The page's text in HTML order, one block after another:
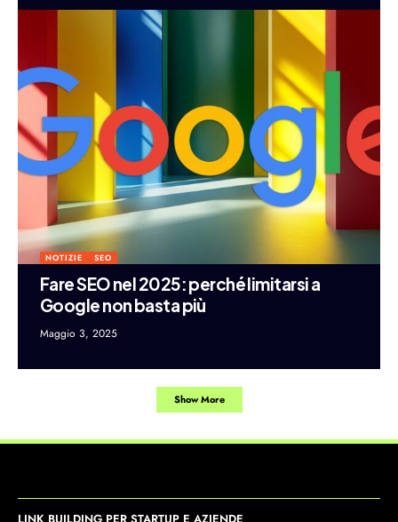
NOTIZIE SEO
Fare SEO nel 2025: perché limitarsi a
Google non basta più
Maggio 3, 2025
Show More
LINK BUILDING PER STARTUP E AZIENDE